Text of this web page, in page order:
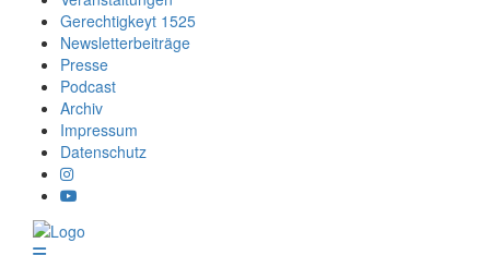
Gerechtigkeyt 1525
Newsletterbeiträge
Presse
Podcast
Archiv
Impressum
Datenschutz